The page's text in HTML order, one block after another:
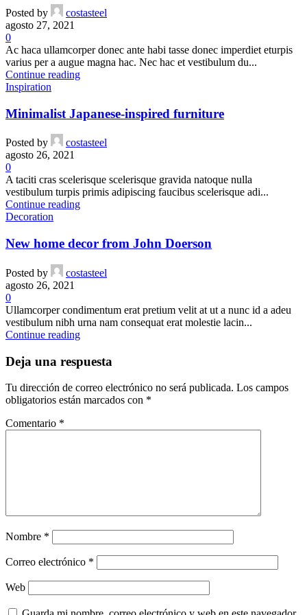
Posted by
costasteel
agosto 27, 2021
0
Ac haca ullamcorper donec ante habi tasse donec imperdiet eturpis
varius per a augue magna hac. Nec hac et vestibulum du...
Continue reading
Inspiration
Minimalist Japanese-inspired furniture
Posted by
costasteel
agosto 26, 2021
0
A taciti cras scelerisque scelerisque gravida natoque nulla
vestibulum turpis primis adipiscing faucibus scelerisque adi...
Continue reading
Decoration
New home decor from John Doerson
Posted by
costasteel
agosto 26, 2021
0
Ullamcorper condimentum erat pretium velit at ut a nunc id a adeu
vestibulum nibh urna nam consequat erat molestie lacin...
Continue reading
Deja una respuesta
Tu dirección de correo electrónico no será publicada. Los campos
obligatorios están marcados con *
Comentario *
Nombre *
Correo electrónico *
Web